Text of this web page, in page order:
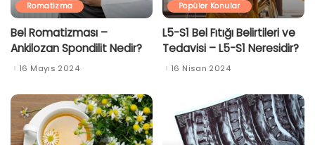
Romatizma
Bel Romatizması –
Ankilozan Spondilit Nedir?
16 Mayıs 2024
Popüler Konular
L5-S1 Bel Fıtığı Belirtileri ve
Tedavisi – L5-S1 Neresidir?
16 Nisan 2024